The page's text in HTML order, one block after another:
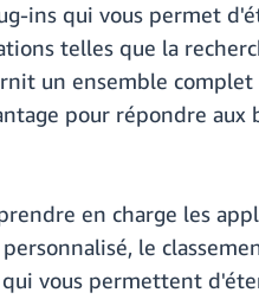
ins qui vous permet
telles que la
un ensemble
pour répondre aux
en charge les
le
qui vous permettent